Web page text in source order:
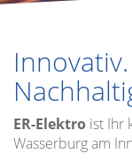
ER-Elektro ist Ihr
Wasserburg am